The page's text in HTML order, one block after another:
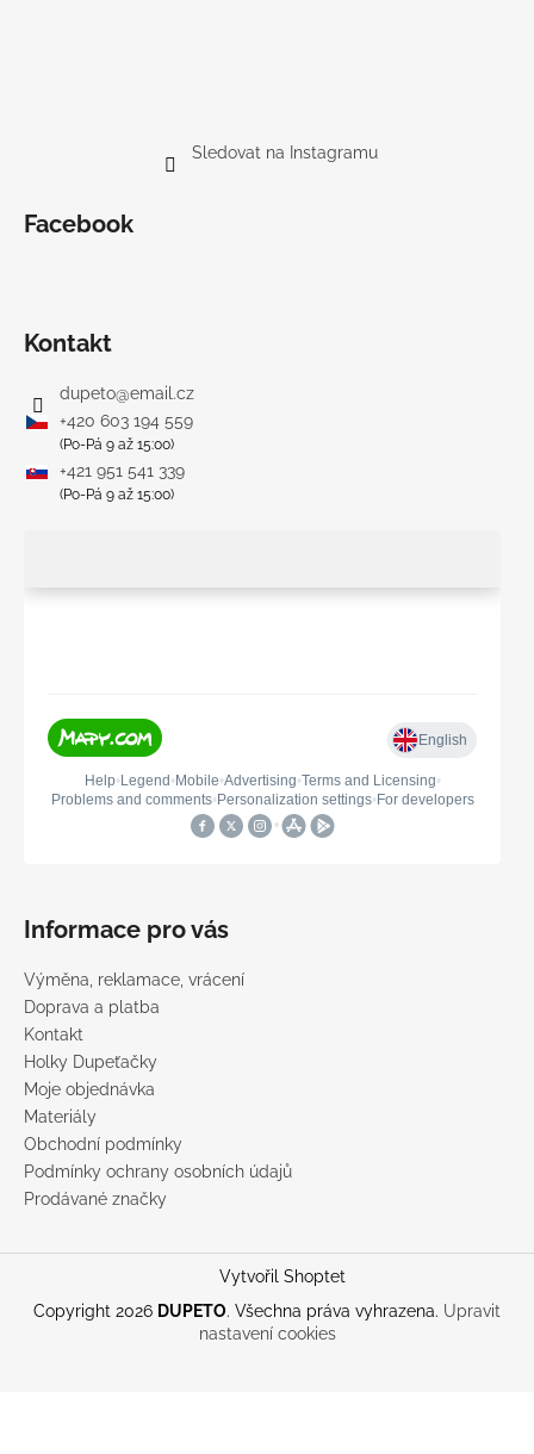
Sledovat na Instagramu
Facebook
Kontakt
dupeto@email.cz
+420 603 194 559
(Po-Pá 9 až 15:00)
+421 951 541 339
(Po-Pá 9 až 15:00)
Informace pro vás
Výměna, reklamace, vrácení
Doprava a platba
Kontakt
Holky Dupeťačky
Moje objednávka
Materiály
Obchodní podmínky
Podmínky ochrany osobních údajů
Prodávané značky
Vytvořil Shoptet
Copyright 2026 DUPETO. Všechna práva vyhrazena. Upravit
nastavení cookies